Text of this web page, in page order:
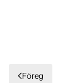
Föreg